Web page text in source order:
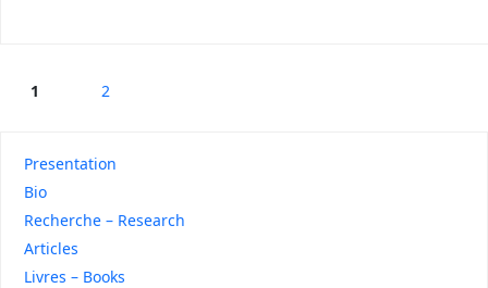
1 2
Presentation
Bio
Recherche – Research
Articles
Livres – Books